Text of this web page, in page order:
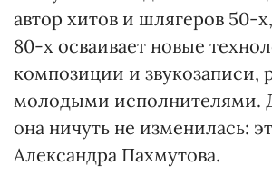
автор хитов и шлягеров 50-
80-х осваивает новые
композиции и звукозаписи,
молодыми исполнителями.
она ничуть не изменилась:
Александра Пахмутова.